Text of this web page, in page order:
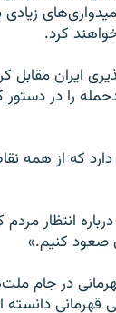
زیادی
کرد.
ایران مقابل
را در
دارد که از
انتظار
صعود کنیم.»
قهرمانی